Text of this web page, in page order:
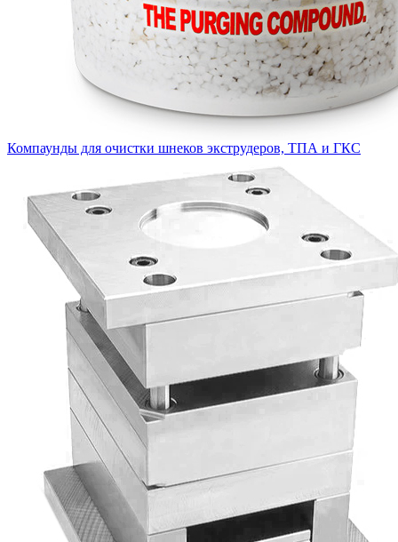
Компаунды для очистки шнеков экструдеров, ТПА и ГКС